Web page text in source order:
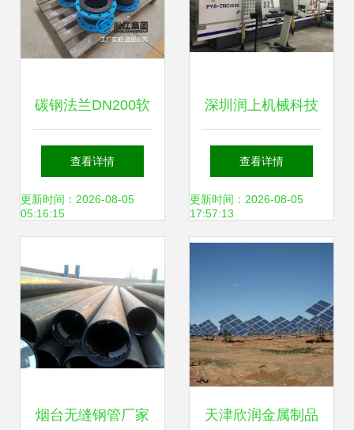
碳钢法兰DN200软
接头在钢压延加工
中的应用与优势
查看详情
更新时间：2026-08-05
05:16:15
深圳润上机械科技
精密机械订制与钢
压延加工的专业力
量
查看详情
更新时间：2026-08-05
17:57:13
烟台无缝钢管厂家 天津欣润金属制品